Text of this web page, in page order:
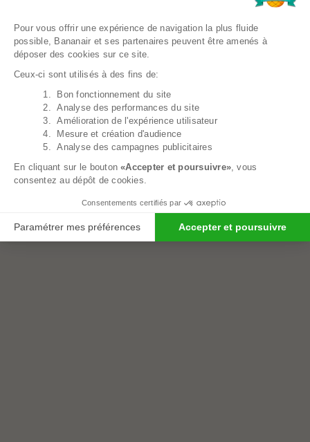
Pouf Géant Microsuède - 180 Cm - Banabag
409,00€
Plateforme de Gestion du
Pour vous offrir une expérience de navigation la plus fluide
possible, Bananair et ses partenaires peuvent être amenés à
déposer des cookies sur ce site.
Ceux-ci sont utilisés à des fins de:
1. Bon fonctionnement du site
2. Analyse des performances du site
3. Amélioration de l'expérience utilisateur
4. Mesure et création d'audience
5. Analyse des campagnes publicitaires
En cliquant sur le bouton«Accepter et poursuivre», vous
consentez au dépôt de cookies.
Consentements certifiés par
Paramétrer mes préférences Accepter et poursuivre
Axeptio consent